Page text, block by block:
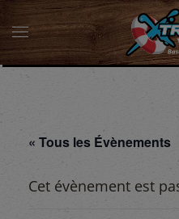
« Tous les Évènements
Cet évènement est